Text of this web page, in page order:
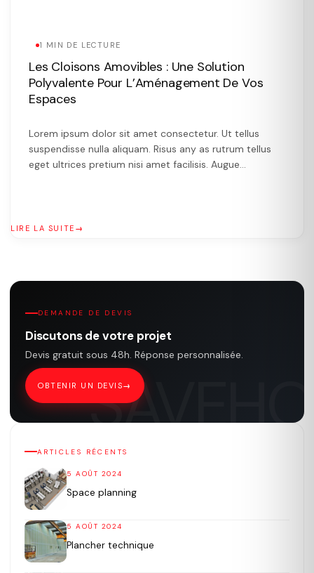
1 MIN DE LECTURE
Les Cloisons Amovibles : Une Solution
Polyvalente Pour L’Aménagement De Vos
Espaces
Lorem ipsum dolor sit amet consectetur. Ut tellus
suspendisse nulla aliquam. Risus any as rutrum tellus
eget ultrices pretium nisi amet facilisis. Augue
LIRE LA SUITE
DEMANDE DE DEVIS
Discutons de votre projet
Devis gratuit sous 48h. Réponse personnalisée.
OBTENIR UN DEVIS
ARTICLES RÉCENTS
5 AOÛT 2024
Space planning
5 AOÛT 2024
Plancher technique